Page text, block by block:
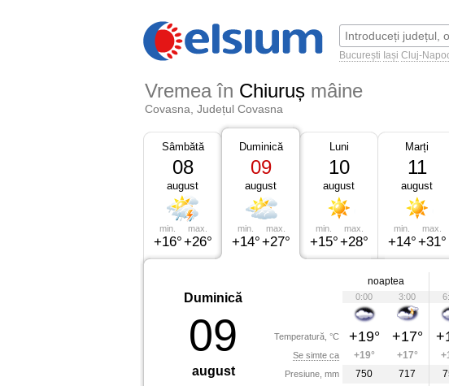
București Iași Cluj-
Vremea în Chiuruș mâine
Covasna, Județul Covasna
Sâmbătă
08
august
min.
+16°
max.
+26°
Duminică
09
august
min.
+14°
max.
+27°
Luni
10
august
min.
+15°
max.
+28°
Marți
11
august
min.
+14°
max.
+31°
Duminică
09
august
Temperatură, °C
Se simte ca
Presiune, mm
noaptea
0:00 3:00
+19° +17°
+19° +17°
750
717